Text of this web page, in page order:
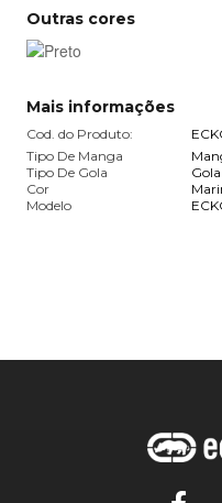
Outras cores
Mais informações
Cod. do Produto:
Tipo De Manga
Tipo De Gola
Cor
Modelo